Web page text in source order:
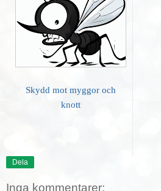
Skydd mot myggor och
knott
Dela
Inga kommentarer: